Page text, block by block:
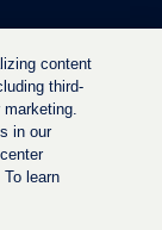
content
third-
in our
To learn